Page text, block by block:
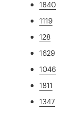
1840
1119
128
1629
1046
1811
1347